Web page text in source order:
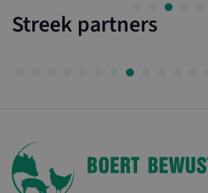
Streek partners